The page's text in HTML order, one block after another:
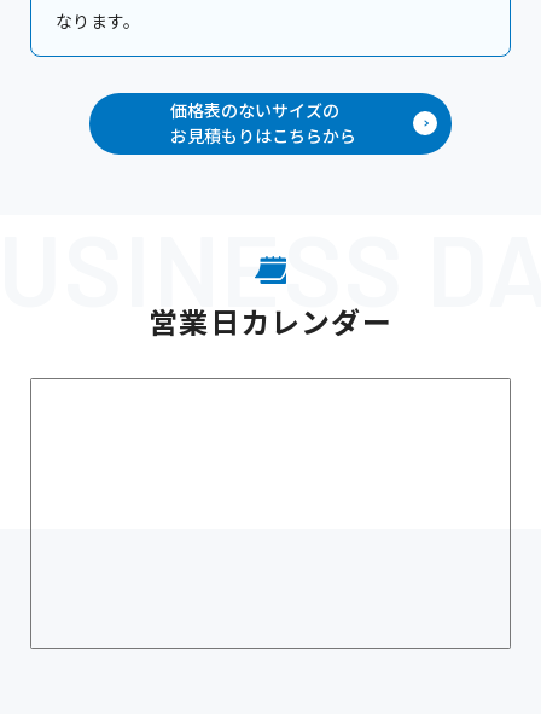
なります。
価格表のないサイズの
お見積もりはこちらから
営業日カレンダー